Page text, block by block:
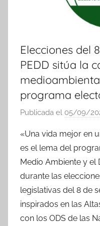
Elecciones del
PEDD sitúa la
programa
Publicada el 05/09/
«Una vida mejor en
es el lema del
Medio Ambiente y el
durante las
legislativas del 8 de
inspirados en las
con los ODS de las